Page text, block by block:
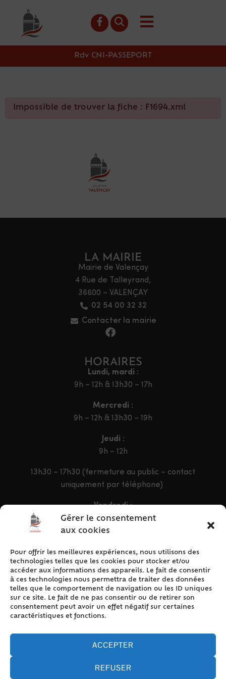
Gérer le consentement
aux cookies
Pour offrir les meilleures expériences, nous utilisons des
technologies telles que les cookies pour stocker et/ou
accéder aux informations des appareils. Le fait de consentir
à ces technologies nous permettra de traiter des données
telles que le comportement de navigation ou les ID uniques
sur ce site. Le fait de ne pas consentir ou de retirer son
consentement peut avoir un effet négatif sur certaines
caractéristiques et fonctions.
ACCEPTER
REFUSER
principal
Rdv CNI-PASSEPORT
Impossible de trouver la fiche : F1694.xml
LA MAIRIE
Mairie de Valençay
4 Rue de Talleyrand,
36600 – VALENÇAY
02 54 00 32 32
Contacter la mairie
HORAIRES
Lundi, mardi :
9h – 12h & 13h30 – 17h
Mercredi :
9h – 12h & 13h30 – 19h
Jeudi :
9h – 12h
13h30 – 17h30 (fermeture au public – contact
uniquement par téléphone)
Vendredi :
9h – 12h & 13h30 – 16h30
ACCÈS RAPIDE
Accueil
Contact
Plan du site
Mentions légales
Politique de cookies (UE)